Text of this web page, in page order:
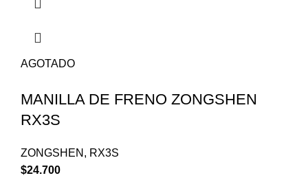
AGOTADO
MANILLA DE FRENO ZONGSHEN
RX3S
ZONGSHEN , RX3S
$24.700